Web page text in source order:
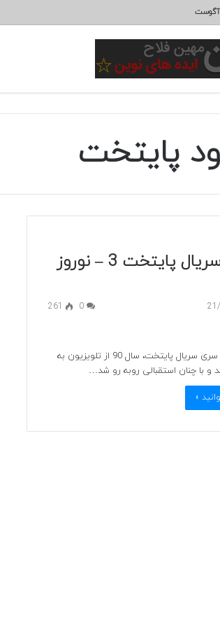
پایتخت
دانلود سریال پایتخت 3 – نوروز
0
261
نخستین سری سریال پایتخت، سال 90 از تلویزیون به
و با چنان استقبالی روبه رو شد…
»